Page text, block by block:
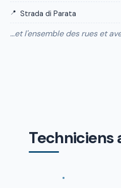
Strada di Parata
…et l'ensemble des rues et
Techniciens